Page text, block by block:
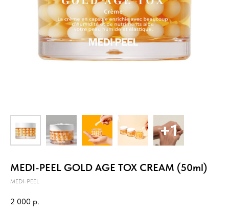
MEDI-PEEL GOLD AGE TOX CREAM (50ml)
MEDI-PEEL
2 000 р.